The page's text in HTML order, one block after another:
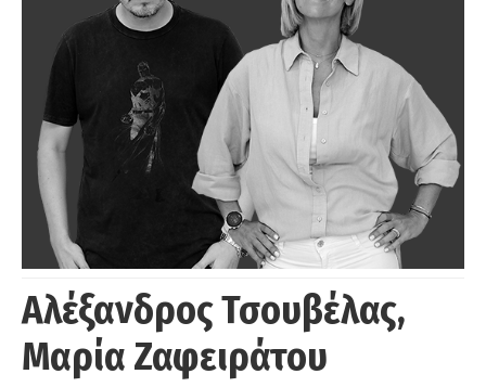
Αλέξανδρος Τσουβέλας,
Μαρία Ζαφειράτου